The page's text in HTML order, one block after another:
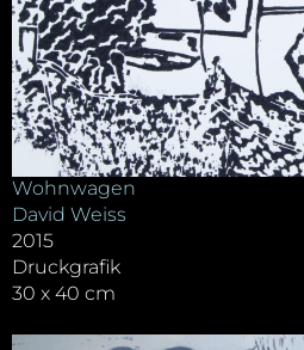
Wohnwagen
David Weiss
2015
Druckgrafik
30 x 40 cm